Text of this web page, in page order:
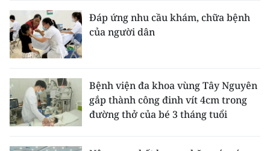
Đáp ứng nhu cầu khám, chữa bệnh
của người dân
Bệnh viện đa khoa vùng Tây Nguyên
gắp thành công đinh vít 4cm trong
đường thở của bé 3 tháng tuổi